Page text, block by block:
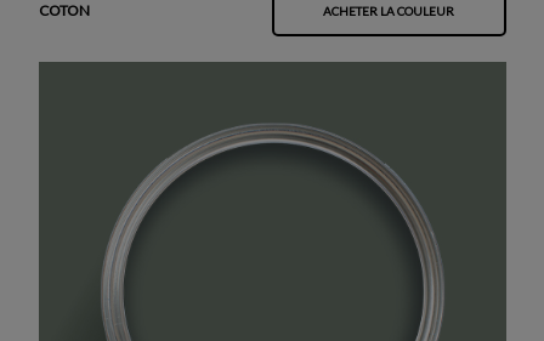
COTON ACHETER LA COULEUR